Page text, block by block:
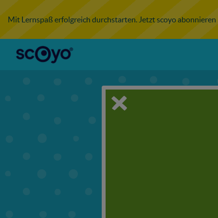
Mit Lernspaß erfolgreich durchstarten. Jetzt scoyo